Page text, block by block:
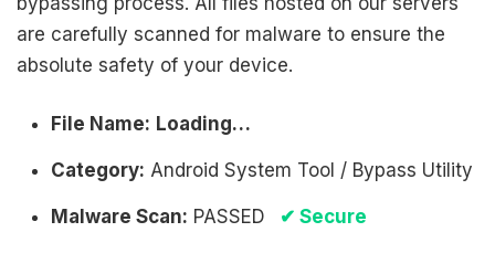
are carefully scanned for malware to ensure the
absolute safety of your device.
File Name: Loading…
Category: Android System Tool / Bypass Utility
Malware Scan: PASSED ✔ Secure